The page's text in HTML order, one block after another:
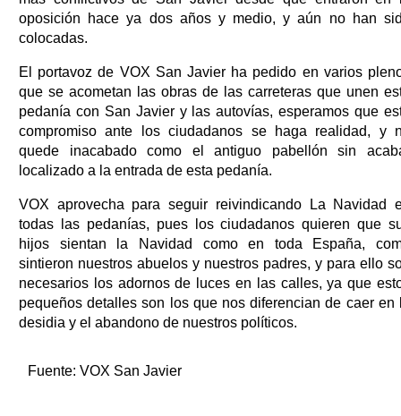
oposición hace ya dos años y medio, y aún no han
colocadas.
El portavoz de VOX San Javier ha pedido en varios
que se acometan las obras de las carreteras que unen
pedanía con San Javier y las autovías, esperamos que
compromiso ante los ciudadanos se haga realidad, y
quede inacabado como el antiguo pabellón sin
localizado a la entrada de esta pedanía.
VOX aprovecha para seguir reivindicando La Navidad
todas las pedanías, pues los ciudadanos quieren que
hijos sientan la Navidad como en toda España,
sintieron nuestros abuelos y nuestros padres, y para ello
necesarios los adornos de luces en las calles, ya que
pequeños detalles son los que nos diferencian de caer en
desidia y el abandono de nuestros políticos.
Fuente: VOX San Javier